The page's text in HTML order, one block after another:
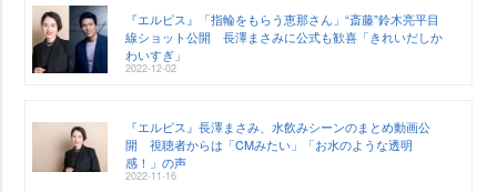
『エルピス』「指輪をもらう恵那さん」“斎藤”鈴木亮平目
線ショット公開 長澤まさみに公式も歓喜「きれいだしか
わいすぎ」
2022-12-02
『エルピス』長澤まさみ、水飲みシーンのまとめ動画公
開 視聴者からは「CMみたい」「お水のような透明
感！」の声
2022-11-16